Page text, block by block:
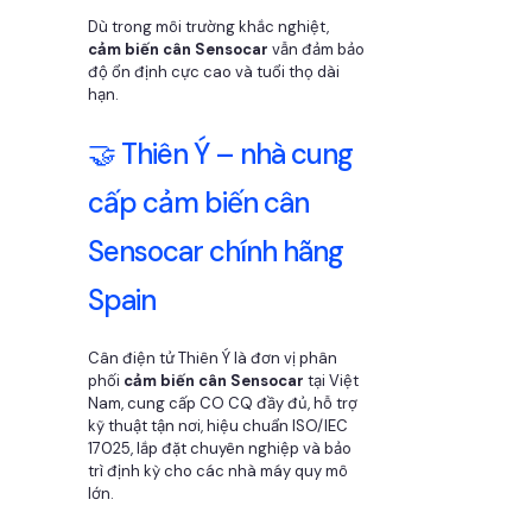
Dù trong môi trường khắc nghiệt,
cảm biến cân Sensocar vẫn đảm bảo
độ ổn định cực cao và tuổi thọ dài
hạn.
🤝 Thiên Ý – nhà cung
cấp cảm biến cân
Sensocar chính hãng
Spain
Cân điện tử Thiên Ý là đơn vị phân
phối cảm biến cân Sensocar tại Việt
Nam, cung cấp CO CQ đầy đủ, hỗ trợ
kỹ thuật tận nơi, hiệu chuẩn ISO/IEC
17025, lắp đặt chuyên nghiệp và bảo
trì định kỳ cho các nhà máy quy mô
lớn.